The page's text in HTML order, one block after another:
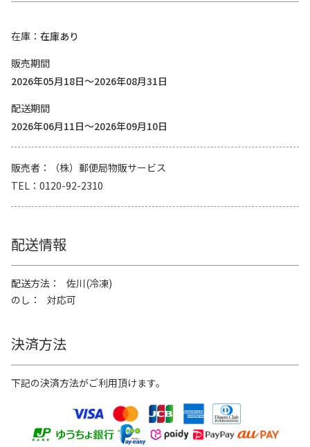
在庫
在庫あり
販売期間
2026年05月18日～2026年08月31日
配送期間
2026年06月11日～2026年09月10日
販売者
（株）郵便局物販サービス
TEL
0120-92-2310
配送情報
配送方法
佐川(冷凍)
のし
対応可
決済方法
下記の決済方法がご利用頂けます。